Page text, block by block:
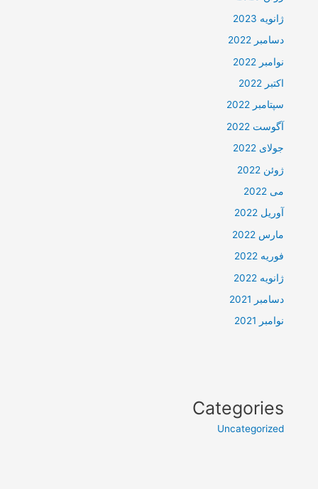
ژانویه 2023
دسامبر 2022
نوامبر 2022
اکتبر 2022
سپتامبر 2022
آگوست 2022
جولای 2022
ژوئن 2022
می 2022
آوریل 2022
مارس 2022
فوریه 2022
ژانویه 2022
دسامبر 2021
نوامبر 2021
Categories
Uncategorized